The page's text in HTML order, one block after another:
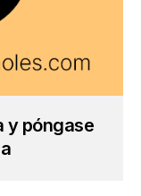
y póngase